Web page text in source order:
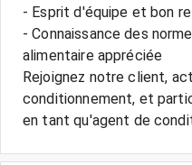
- Esprit d'équipe et bon
- Connaissance des
alimentaire appréciée
Rejoignez notre client,
conditionnement, et
en tant qu'agent de